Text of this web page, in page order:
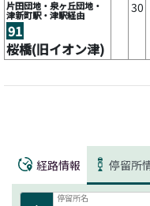
片田団地・泉ヶ丘団地・
津新町駅・津駅経由
91
桜橋(旧イオン津)
30
経路情報 停留所
停留所名